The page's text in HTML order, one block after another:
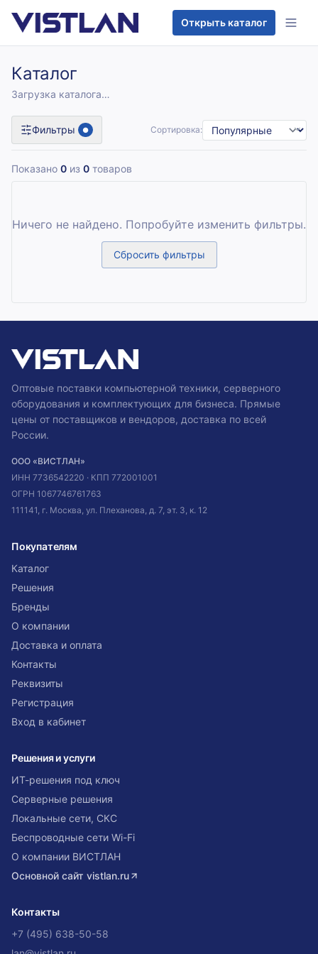
Открыть каталог
Каталог
Загрузка каталога…
Фильтры ● Сортировка:
Показано 0 из 0 товаров
Ничего не найдено. Попробуйте изменить фильтры.
Сбросить фильтры
Оптовые поставки компьютерной техники, серверного
оборудования и комплектующих для бизнеса. Прямые
цены от поставщиков и вендоров, доставка по всей
России.
ООО «ВИСТЛАН»
ИНН 7736542220 · КПП 772001001
ОГРН 1067746761763
111141, г. Москва, ул. Плеханова, д. 7, эт. 3, к. 12
Покупателям
Каталог
Решения
Бренды
О компании
Доставка и оплата
Контакты
Реквизиты
Регистрация
Вход в кабинет
Решения и услуги
ИТ-решения под ключ
Серверные решения
Локальные сети, СКС
Беспроводные сети Wi-Fi
О компании ВИСТЛАН
Основной сайт vistlan.ru
Контакты
+7 (495) 638-50-58